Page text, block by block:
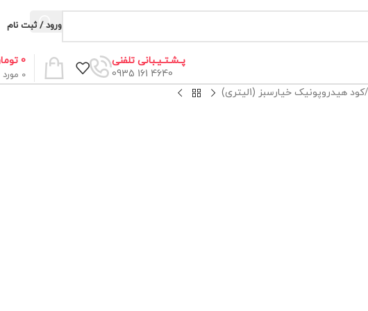
ورود / ثبت نام
پـشـتـیـبانی تلفنی
4640 161 0935
0 مورد
0
کود هیدروپونیک خیارسبز (1لیتری)